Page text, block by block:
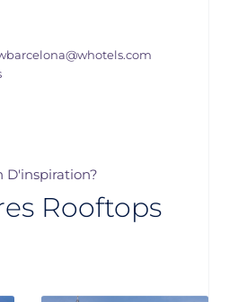
D'inspiration?
Rooftops